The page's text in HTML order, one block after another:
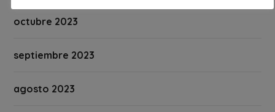
octubre 2023
septiembre 2023
agosto 2023